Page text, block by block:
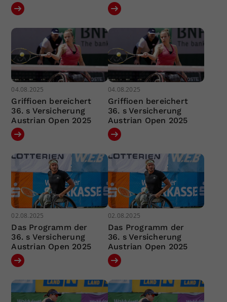
04.08.2025
Griffioen bereichert
36. s Versicherung
Austrian Open 2025
04.08.2025
Griffioen bereichert
36. s Versicherung
Austrian Open 2025
02.08.2025
Das Programm der
36. s Versicherung
Austrian Open 2025
02.08.2025
Das Programm der
36. s Versicherung
Austrian Open 2025